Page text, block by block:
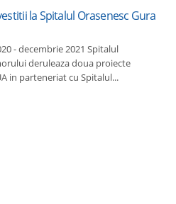
la Spitalul Orasenesc Gura
- decembrie 2021 Spitalul
deruleaza doua proiecte
in parteneriat cu Spitalul...